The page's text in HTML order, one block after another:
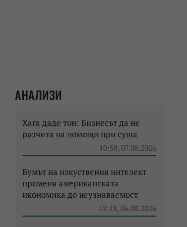
АНАЛИЗИ
Хага даде тон: Бизнесът да не
разчита на помощи при суша
10:58, 07.08.2026
Бумът на изкуствения интелект
променя американската
икономика до неузнаваемост
12:18, 06.08.2026